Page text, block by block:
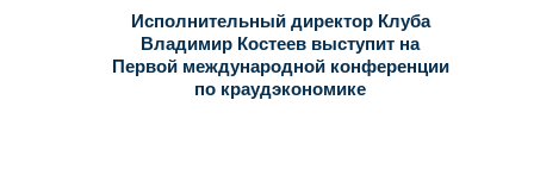
Исполнительный директор Клуба
Владимир Костеев выступит на
Первой международной конференции
по краудэкономике